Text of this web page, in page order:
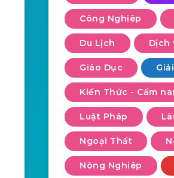
Công Nghiêp
Du Lịch Dịch
Giáo Dục
Kiến Thức - Cẩm
Luật Pháp
Ngoại Thất
Nông Nghiêp